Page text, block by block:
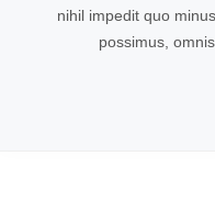
nihil impedit quo
possimus,